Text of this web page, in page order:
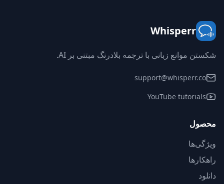
Whisperr
شکستن موانع زبانی با ترجمه بلادرنگ مبتنی بر AI.
support@whisperr.co
YouTube tutorials
محصول
ویژگی‌ها
راهکارها
دانلود